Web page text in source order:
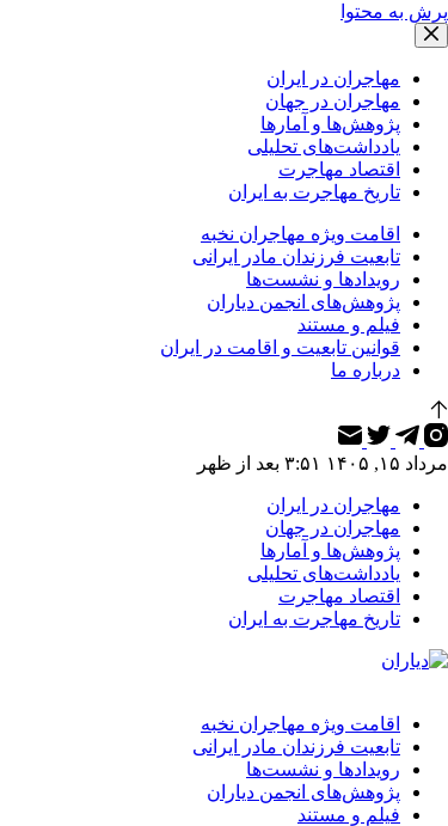
پرش به محتوا
مهاجران در ایران
مهاجران در جهان
پژوهش‌ها و آمارها
یادداشت‌های تحلیلی
اقتصاد مهاجرت
تاریخ مهاجرت به ایران
اقامت ویژه مهاجران نخبه
تابعیت فرزندان مادر ایرانی
رویدادها و نشست‌ها
پژوهش‌های انجمن دیاران
فیلم و مستند
قوانین تابعیت و اقامت در ایران
درباره ما
مرداد ۱۵, ۱۴۰۵ ۳:۵۱ بعد از ظهر
مهاجران در ایران
مهاجران در جهان
پژوهش‌ها و آمارها
یادداشت‌های تحلیلی
اقتصاد مهاجرت
تاریخ مهاجرت به ایران
اقامت ویژه مهاجران نخبه
تابعیت فرزندان مادر ایرانی
رویدادها و نشست‌ها
پژوهش‌های انجمن دیاران
فیلم و مستند